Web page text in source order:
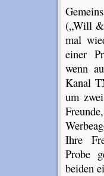
(„Will
mal
einer
wenn
Kanal
um
Ihre
Probe
beiden